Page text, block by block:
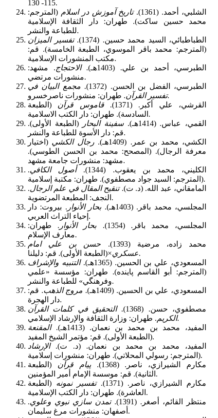
115- 130.
الشلبي، أحمد. (1361).
تاريخ آموزش در اسلام (المترجم:
محمد حسين ساكت). طهران: دار الثقافة الإسلامية‌
للطباعة والنشر.
الطباطبائي، السيد محمد حسين. (1374).
تفسير الميزان
(المترجم: محمد باقر الموسوي، الطبعة الخامسة). قم:
مكتب المنشورات الإسلامية.
الطبرسي، أحمد بن علي. (1403هـ).
الاحتجاج. مشهد:
منشورات مرتضي.
الطبرسي، الفضل بن الحسن. (1372).
مجمع البيان في
تفسير القرآن. طهران: منشورات ناصرخسرو.
القرشي، علي أكبر. (1371).
قاموس قرآن (الطبعة
السادسة). طهران: دار الكتب الاسلامية.
القمي، عباس. (1414هـ).
سفينة البحار
(الطبعة الأولى).
قم: دار الأسوة للطباعة والنشر.
الكشي، محمد بن عمر. (1409هـ).
رجال الكشي (اختيار
معرفة الرجال). (المصحح: محمد بن الحسن الطوسي).
مشهد: منشورات جامعة مشهد.
الكليني، محمد بن يعقوب. (1344).
أصول الكافي.
(المترجم: السيد جواد مصطفوي). طهران: مكتبة إسلامية.
المامقاني، عبد الله. (د. ت).تنقيح المقال في علم الرجال.
النجف: المطبعة المرتضوية.
المجلسي، محمد باقر. (1403هـ).
بحار الأنوار . بيروت: دار
إحياء التراث العربي.
المجلسي، محمد باقر. (1354).
بحار الأنوار . طهران:
معارف الإسلام.
محمد زاده، مرضية (1393).
حسن بن علي امام
عسكري×(الطبعة الأولى). قم: دليلنا.
المسعودي، علي ‌بن ‌الحسين. (1365هـ).
التنبيه والإشراف
(المترجم: أبو القاسم پاينده). طهران: مؤسسة «علمي
وفرهنگي» للطباعة والنشر.
المسعودي، علي ‌بن ‌الحسين. (1409هـ).
مروج الذهب. قم:
دار الهجرة.
مصطفوي، حسن. (1368).
التحقيق في كلمات القرآن
الكريم. طهران: وزارة الثقافة والإرشاد الإسلامي.
المفيد، محمد بن محمد بن نعمان. (1413هـ).
المقنعة
(الطبعة الأولى). قم: مؤتمر الشيخ المفيد.
المفيد، محمد بن محمد بن نعمان. (د. ت).الإرشاد
(المترجم: رسولي المحلاتي). طهران: منشورات إسلامية.
مكارم الشيرازي، ناصر. (1368).
پيام قرآن (الطبعة
الثانية). قم: موسسة الإمام أمير المؤمنين.
مكارم الشيرازي، ناصر. (1371).
تفسير نمونه (الطبعة
العاشرة). طهران: دار الكتب الإسلامية.
منتظر القائم، أصغر. (1391).
تمدن سازي نبوي وعلوي.
أصفهان: منشورات مرغ سليمان.